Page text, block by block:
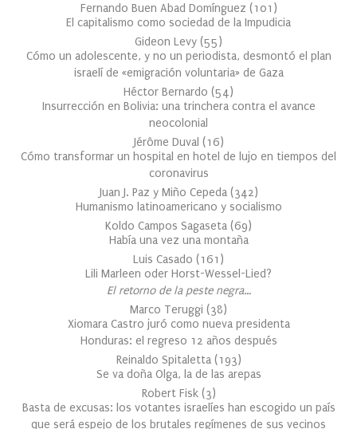
Fernando Buen Abad Domínguez (101 )
El capitalismo como sociedad de la Impudicia
Gideon Levy (55)
Cómo un adolescente, y no un periodista, desmontó el plan
israelí de «emigración voluntaria» de Gaza
Héctor Bernardo (54)
Insurrección en Bolivia: una trinchera contra el avance
neocolonial
Jérôme Duval (16)
Cómo transformar un hospital en hotel de lujo en tiempos del
coronavirus
Juan J. Paz y Miño Cepeda (342)
Humanismo latinoamericano y socialismo
Koldo Campos Sagaseta (69)
Había una vez una montaña
Luis Casado (161 )
Lili Marleen oder Horst-Wessel-Lied?
El retorno de la peste negra…
Marco Teruggi (38)
Xiomara Castro juró como nueva presidenta
Honduras: el regreso 12 años después
Reinaldo Spitaletta (193)
Se va doña Olga, la de las arepas
Robert Fisk (3)
Basta de excusas: los votantes israelíes han escogido un país
que será espejo de los brutales regímenes de sus vecinos